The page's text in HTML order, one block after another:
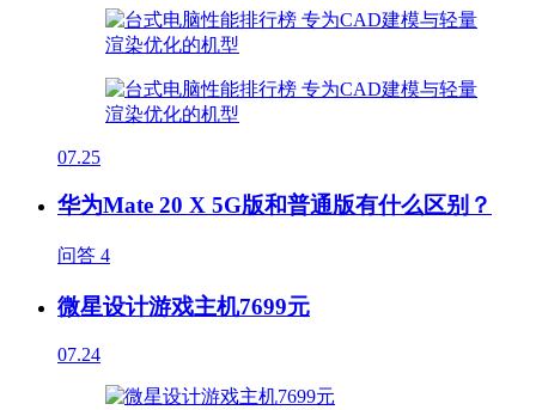
07.25
华为Mate 20 X 5G版和普通版有什么区别？
问答 4
微星设计游戏主机7699元
07.24